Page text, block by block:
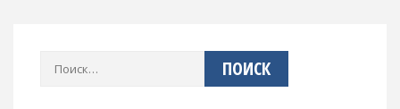
Найти: